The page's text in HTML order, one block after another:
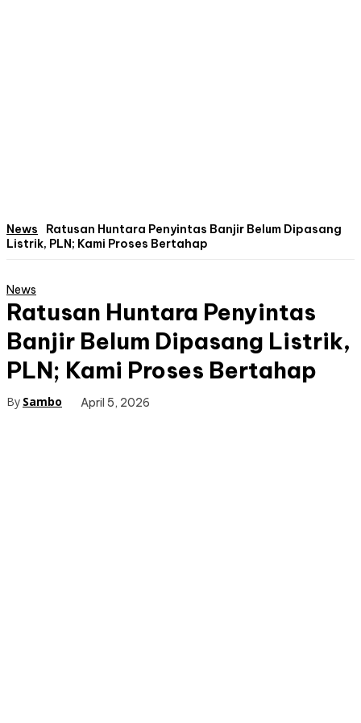
News
Ratusan Huntara Penyintas Banjir Belum Dipasang
Listrik, PLN; Kami Proses Bertahap
News
Ratusan Huntara Penyintas
Banjir Belum Dipasang Listrik,
PLN; Kami Proses Bertahap
By Sambo April 5, 2026